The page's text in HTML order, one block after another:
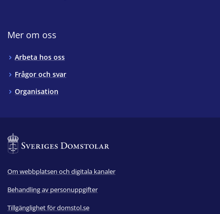
Mer om oss
Arbeta hos oss
Frågor och svar
Organisation
Om webbplatsen och digitala kanaler
Behandling av personuppgifter
Tillgänglighet för domstol.se